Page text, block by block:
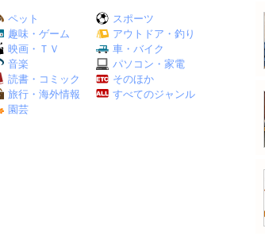
ペット
趣味・ゲーム
映画・ＴＶ
音楽
読書・コミック
旅行・海外情報
園芸
スポーツ
アウトドア・釣り
車・バイク
パソコン・家電
そのほか
すべてのジャンル